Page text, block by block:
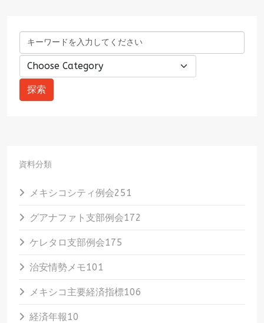
資料分類
メキシコシティ例会251
グアナファト支部例会172
ケレタロ支部例会175
治安情勢メモ101
メキシコ主要経済指標106
経済年報10